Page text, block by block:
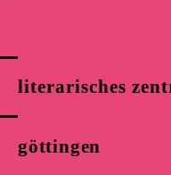
literarisches
göttingen